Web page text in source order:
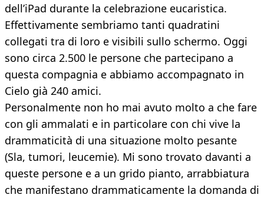
dell’iPad durante la celebrazione eucaristica.
Effettivamente sembriamo tanti quadratini
collegati tra di loro e visibili sullo schermo. Oggi
sono circa 2.500 le persone che partecipano a
questa compagnia e abbiamo accompagnato in
Cielo già 240 amici.
Personalmente non ho mai avuto molto a che fare
con gli ammalati e in particolare con chi vive la
drammaticità di una situazione molto pesante
(Sla, tumori, leucemie). Mi sono trovato davanti a
queste persone e a un grido pianto, arrabbiatura
che manifestano drammaticamente la domanda di